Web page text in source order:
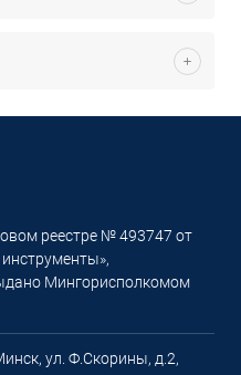
реестре № 493747 от
Мингорисполкомом
ул. Ф.Скорины, д.2,